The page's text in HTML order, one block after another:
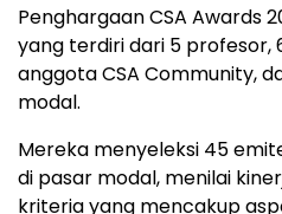
Penghargaan CSA Awards
yang terdiri dari 5 profesor,
anggota CSA Community,
modal.
Mereka menyeleksi 45
di pasar modal, menilai
kriteria yang mencakup